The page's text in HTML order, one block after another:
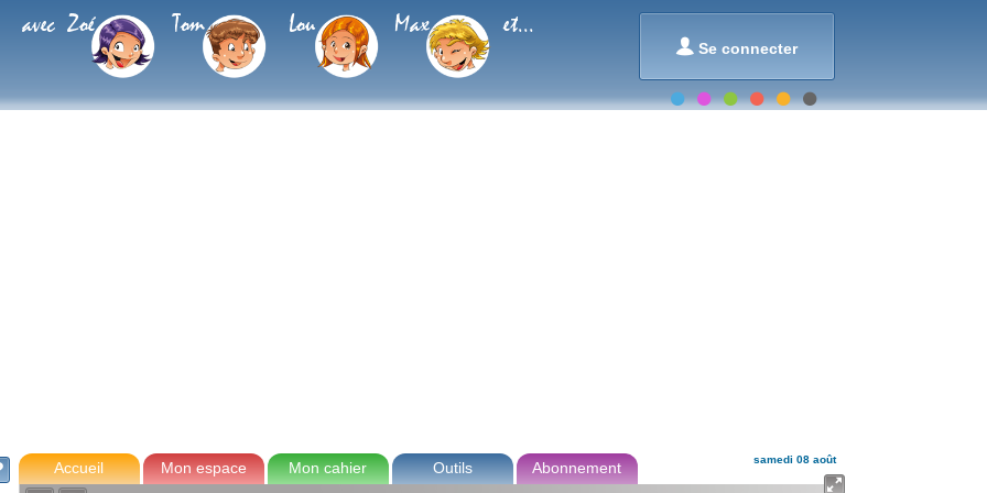
 Se connecter
avec Zoé Tom Lou Max et...
Accueil Mon espace Mon cahier Outils Abonnement samedi 08 août
